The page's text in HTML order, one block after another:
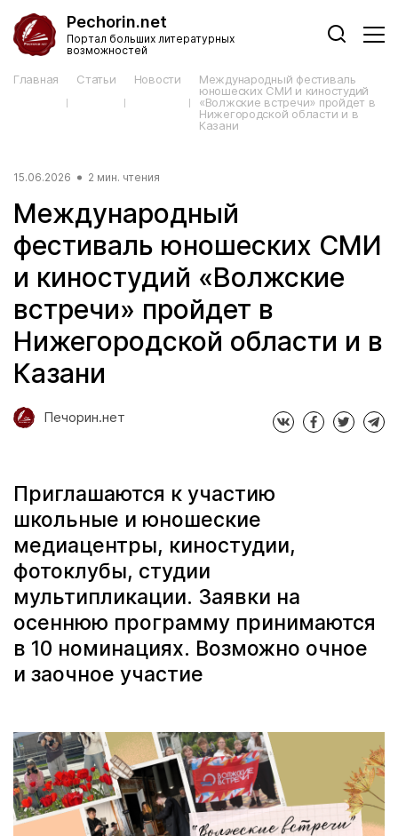
Pechorin.net
Портал больших литературных
возможностей
Главная Статьи Новости
Международный фестиваль
юношеских СМИ и киностудий
«Волжские встречи» пройдет в
Нижегородской области и в
Казани
Международный
фестиваль юношеских СМИ
и киностудий «Волжские
встречи» пройдет в
Нижегородской области и в
Казани
15.06.2026 2 мин. чтения
Печорин.нет
Приглашаются к участию
школьные и юношеские
медиацентры, киностудии,
фотоклубы, студии
мультипликации. Заявки на
осеннюю программу принимаются
в 10 номинациях. Возможно очное
и заочное участие